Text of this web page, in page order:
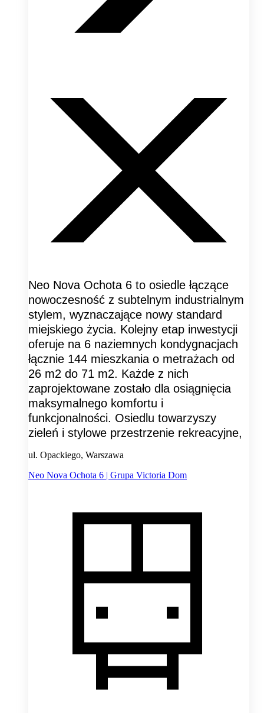
Neo Nova Ochota 6 to osiedle łączące
nowoczesność z subtelnym industrialnym
stylem, wyznaczające nowy standard
miejskiego życia. Kolejny etap inwestycji
oferuje na 6 naziemnych kondygnacjach
łącznie 144 mieszkania o metrażach od
26 m2 do 71 m2. Każde z nich
zaprojektowane zostało dla osiągnięcia
maksymalnego komfortu i
funkcjonalności. Osiedlu towarzyszy
zieleń i stylowe przestrzenie rekreacyjne,
ul. Opackiego, Warszawa
Neo Nova Ochota 6 | Grupa Victoria Dom